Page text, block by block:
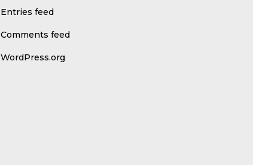
Entries feed
Comments feed
WordPress.org